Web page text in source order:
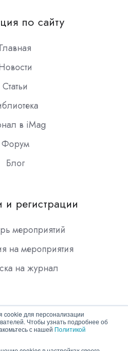
cookie для персонализации
Чтобы узнать подробнее об
с нашей Политикой
Slack
по сайту
Главная
Статьи
в iMag
Форум
Блог
регистрации
мероприятий
на мероприятия
на журнал
2026 ООО "Гротек"